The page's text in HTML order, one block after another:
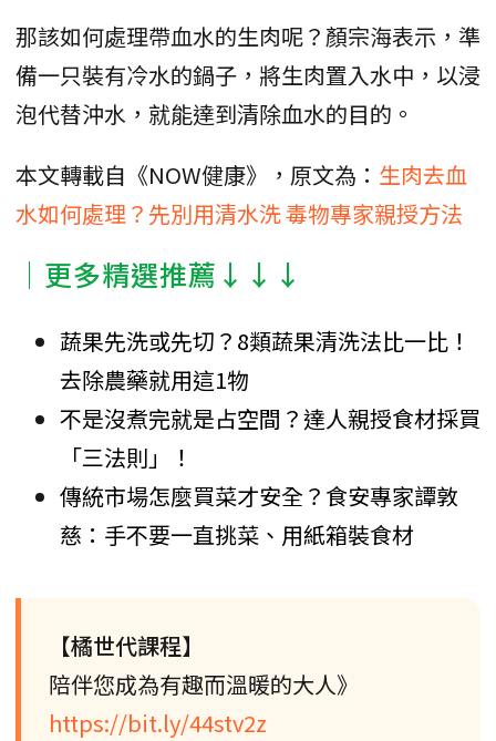
那該如何處理帶血水的生肉呢？顏宗海表示，準
備一只裝有冷水的鍋子，將生肉置入水中，以浸
泡代替沖水，就能達到清除血水的目的。
本文轉載自《NOW健康》，原文為： 生肉去血
水如何處理？先別用清水洗 毒物專家親授方法
│更多精選推薦↓↓↓
蔬果先洗或先切？8類蔬果清洗法比一比！
去除農藥就用這1物
不是沒煮完就是占空間？達人親授食材採買
「三法則」！
傳統市場怎麼買菜才安全？食安專家譚敦
慈：手不要一直挑菜、用紙箱裝食材
【橘世代課程】
陪伴您成為有趣而溫暖的大人》
https://bit.ly/44stv2z